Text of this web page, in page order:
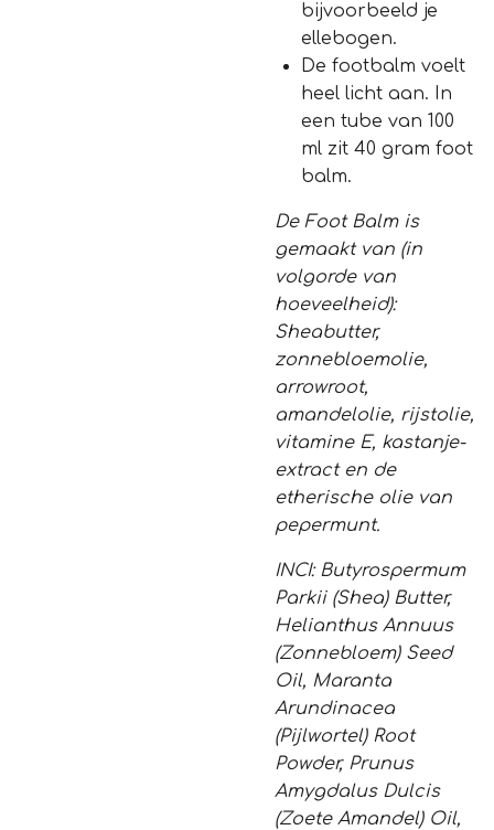
bijvoorbeeld je
ellebogen.
De footbalm voelt
heel licht aan. In
een tube van 100
ml zit 40 gram foot
balm.
De Foot Balm is
gemaakt van (in
volgorde van
hoeveelheid):
Sheabutter,
zonnebloemolie,
arrowroot,
amandelolie, rijstolie,
vitamine E, kastanje-
extract en de
etherische olie van
pepermunt.
INCI: Butyrospermum
Parkii (Shea) Butter,
Helianthus Annuus
(Zonnebloem) Seed
Oil, Maranta
Arundinacea
(Pijlwortel) Root
Powder, Prunus
Amygdalus Dulcis
(Zoete Amandel) Oil,